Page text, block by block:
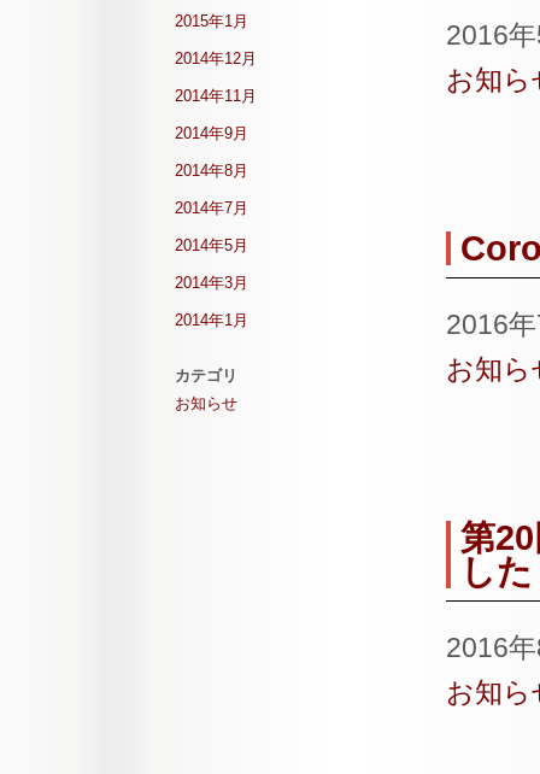
2016
お知ら
2016
お知ら
第
した
2016
お知ら
2015年1月
2014年12月
2014年11月
2014年9月
2014年8月
2014年7月
2014年5月
2014年3月
2014年1月
カテゴリ
お知らせ